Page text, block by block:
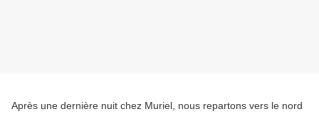
Après une dernière nuit chez Muriel, nous repartons vers le nord